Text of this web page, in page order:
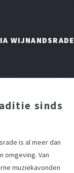
WIJNANDSRADE
sinds
is al meer dan
omgeving. Van
muziekavonden